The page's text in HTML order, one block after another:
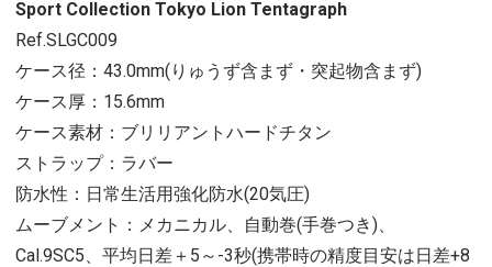
Sport Collection Tokyo Lion Tentagraph
Ref.SLGC009
ケース径：43.0mm(りゅうず含まず・突起物含まず)
ケース厚：15.6mm
ケース素材：ブリリアントハードチタン
ストラップ：ラバー
防水性：日常生活用強化防水(20気圧)
ムーブメント：メカニカル、自動巻(手巻つき)、
Cal.9SC5、平均日差＋5～-3秒(携帯時の精度目安は日差+8